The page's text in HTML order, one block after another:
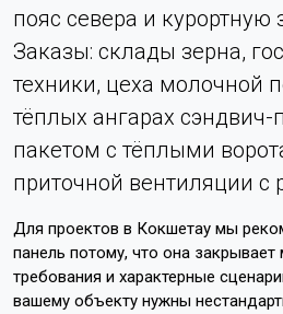
пояс севера и курортную
Заказы: склады зерна,
техники, цеха молочной
тёплых ангарах сэндвич-
пакетом с тёплыми
приточной вентиляции с
Для проектов в Кокшетау мы
панель потому, что она
требования и характерные
вашему объекту нужны